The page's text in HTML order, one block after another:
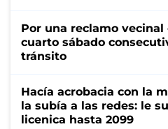
Por una reclamo
cuarto sábado
tránsito
Hacía acrobacia con la
la subía a las redes: le
licenica hasta 2099